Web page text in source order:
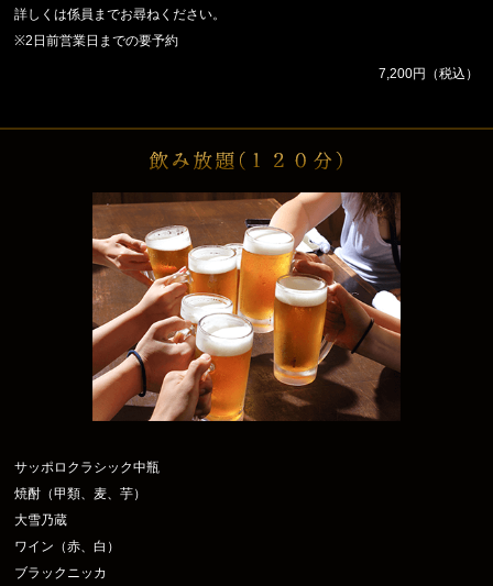
詳しくは係員までお尋ねください。
※2日前営業日までの要予約
7,200円（税込）
サッポロクラシック中瓶
焼酎（甲類、麦、芋）
大雪乃蔵
ワイン（赤、白）
ブラックニッカ